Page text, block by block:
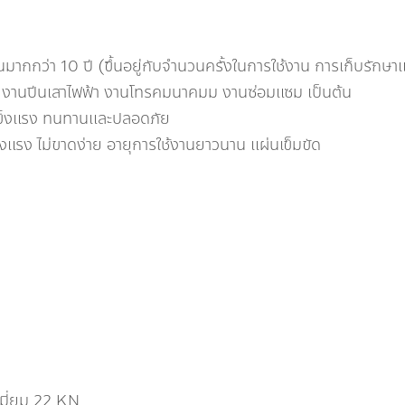
ากกว่า 10 ปี (ขึ้นอยู่กับจำนวนครั้งในการใช้งาน การเก็บรักษ
านปีนเสาไฟฟ้า งานโทรคมนาคมม งานซ่อมแซม เป็นต้น
แรง ทนทานและปลอดภัย
รง ไม่ขาดง่าย อายุการใช้งานยาวนาน แผ่นเข็มขัด